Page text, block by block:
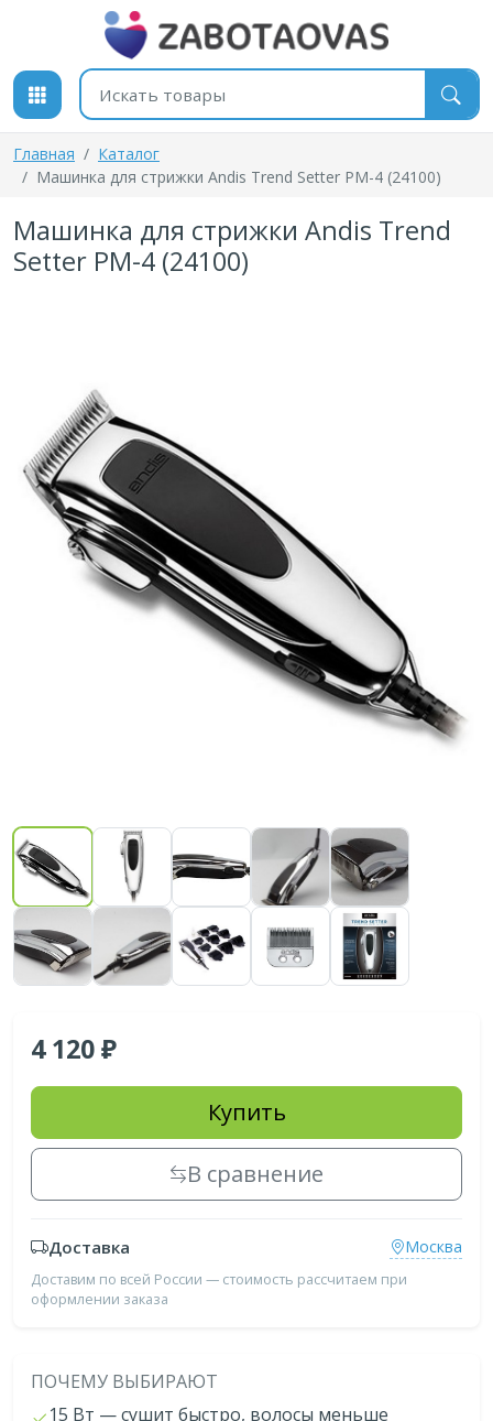
К содержимому
Поиск товаров
Главная
Каталог
Машинка для стрижки Andis Trend Setter PM-4 (24100)
Машинка для стрижки Andis Trend
Setter PM-4 (24100)
4 120
Купить
В сравнение
Доставка Москва
Доставим по всей России — стоимость рассчитаем при
оформлении заказа
ПОЧЕМУ ВЫБИРАЮТ
15 Вт — сушит быстро, волосы меньше